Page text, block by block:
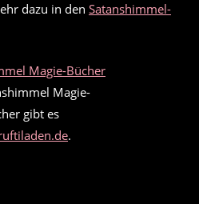
dazu in den Satanshimmel-
Magie-
gibt es
.